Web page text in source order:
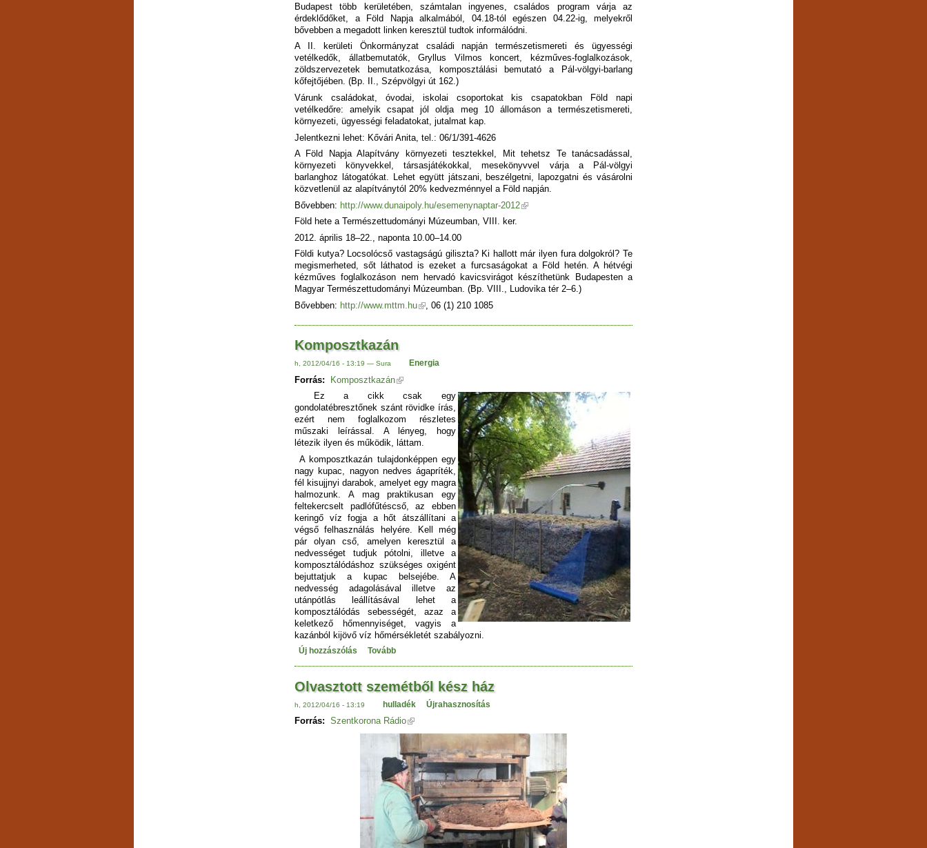
Budapest több kerületében, számtalan ingyenes, családos program várja az
érdeklődőket, a Föld Napja alkalmából, 04.18-tól egészen 04.22-ig, melyekről
bővebben a megadott linken keresztül tudtok informálódni.
A II. kerületi Önkormányzat családi napján természetismereti és ügyességi
vetélkedők, állatbemutatók, Gryllus Vilmos koncert, kézműves-foglalkozások,
zöldszervezetek bemutatkozása, komposztálási bemutató a Pál-völgyi-barlang
kőfejtőjében. (Bp. II., Szépvölgyi út 162.)
Várunk családokat, óvodai, iskolai csoportokat kis csapatokban Föld napi
vetélkedőre: amelyik csapat jól oldja meg 10 állomáson a természetismereti,
környezeti, ügyességi feladatokat, jutalmat kap.
Jelentkezni lehet: Kővári Anita, tel.: 06/1/391-4626
A Föld Napja Alapítvány környezeti tesztekkel, Mit tehetsz Te tanácsadással,
környezeti könyvekkel, társasjátékokkal, mesekönyvvel várja a Pál-völgyi
barlanghoz látogatókat. Lehet együtt játszani, beszélgetni, lapozgatni és vásárolni
közvetlenül az alapítványtól 20% kedvezménnyel a Föld napján.
Bővebben: http://www.dunaipoly.hu/esemenynaptar-2012
Föld hete a Természettudományi Múzeumban, VIII. ker.
2012. április 18–22., naponta 10.00–14.00
Földi kutya? Locsolócső vastagságú giliszta? Ki hallott már ilyen fura dolgokról? Te
megismerheted, sőt láthatod is ezeket a furcsaságokat a Föld hetén. A hétvégi
kézműves foglalkozáson nem hervadó kavicsvirágot készíthetünk Budapesten a
Magyar Természettudományi Múzeumban. (Bp. VIII., Ludovika tér 2–6.)
Bővebben: http://www.mttm.hu , 06 (1) 210 1085
Komposztkazán
h, 2012/04/16 - 13:19 — Sura Energia
Forrás:
Komposztkazán
Ez a cikk csak egy
gondolatébresztőnek szánt rövidke írás,
ezért nem foglalkozom részletes
műszaki leírással. A lényeg, hogy
létezik ilyen és működik, láttam.
A komposztkazán tulajdonképpen egy
nagy kupac, nagyon nedves ágapríték,
fél kisujjnyi darabok, amelyet egy magra
halmozunk. A mag praktikusan egy
feltekercselt padlófűtéscső, az ebben
keringő víz fogja a hőt átszállítani a
végső felhasználás helyére. Kell még
pár olyan cső, amelyen keresztül a
nedvességet tudjuk pótolni, illetve a
komposztálódáshoz szükséges oxigént
bejuttatjuk a kupac belsejébe. A
nedvesség adagolásával illetve az
utánpótlás leállításával lehet a
komposztálódás sebességét, azaz a
keletkező hőmennyiséget, vagyis a
kazánból kijövő víz hőmérsékletét szabályozni.
Új hozzászólás Tovább
Olvasztott szemétből kész ház
h, 2012/04/16 - 13:19 hulladék Újrahasznosítás
Forrás: Szentkorona Rádio